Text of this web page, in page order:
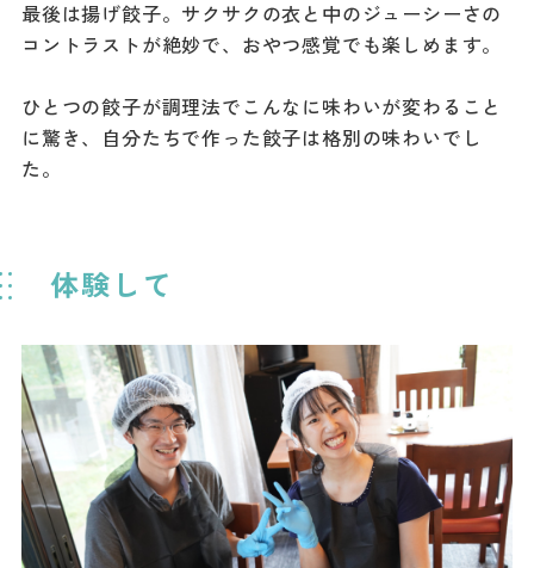
最後は揚げ餃子。サクサクの衣と中のジューシーさの
コントラストが絶妙で、おやつ感覚でも楽しめます。
ひとつの餃子が調理法でこんなに味わいが変わること
に驚き、自分たちで作った餃子は格別の味わいでし
た。
体験して